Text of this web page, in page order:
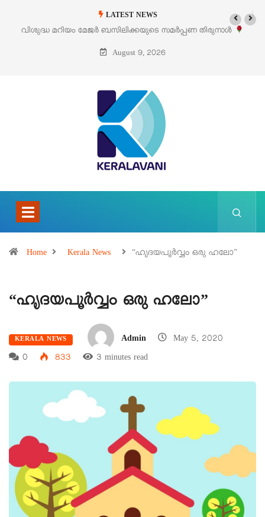
LATEST NEWS
തിരുനാൾ
‘പെറ്റൽസ്’ ലൈഫ് സ്റ്റൈൽ എക്സിബിഷനും
August 9, 2026
Home Kerala News “ഹൃദയപൂർവ്വം ഒരു ഹലോ”
“ഹൃദയപൂർവ്വം ഒരു ഹലോ”
KERALA NEWS Admin
May 5, 2020
0
833 3 minutes read